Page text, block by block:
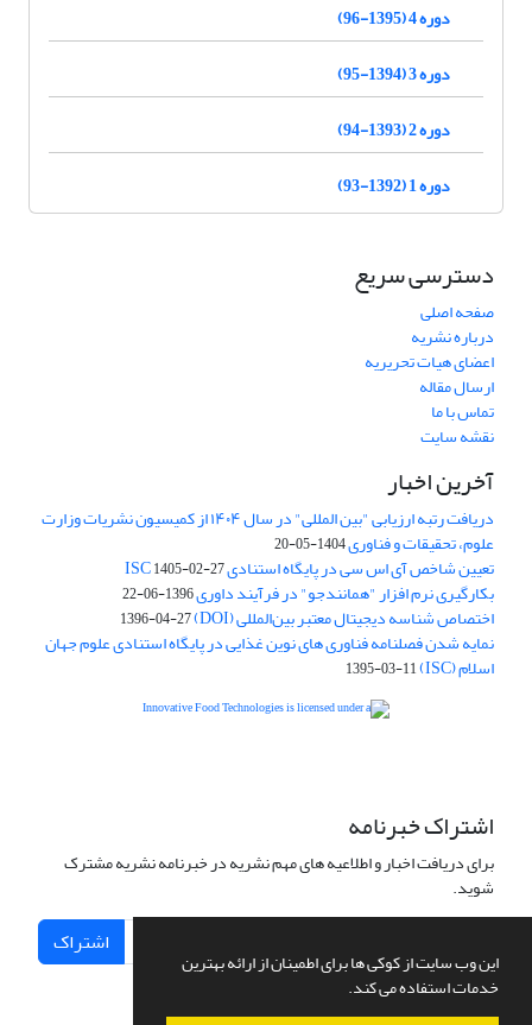
این وب سایت از کوکی ها برای اطمینان از ارائه بهترین
خدمات استفاده می کند.
دوره 4 (1395-96)
دوره 3 (1394-95)
دوره 2 (1393-94)
دوره 1 (1392-93)
دسترسی سریع
صفحه اصلی
درباره نشریه
اعضای هیات تحریریه
ارسال مقاله
تماس با ما
نقشه سایت
آخرین اخبار
دریافت رتبه ارزیابی "بین المللی" در سال ۱۴۰۴ از کمیسیون نشریات وزارت
علوم، تحقیقات و فناوری1404-05-20
تعیین شاخص آی اس سی در پایگاه استنادی ISC1405-02-27
بکارگیری نرم افزار "همانندجو" در فرآیند داوری1396-06-22
اختصاص شناسه دیجیتال معتبر بین‌المللی (DOI) 1396-04-27
نمایه شدن فصلنامه فناوری های نوین غذایی در پایگاه استنادی علوم جهان
اسلام (ISC) 1395-03-11
اشتراک خبرنامه
برای دریافت اخبار و اطلاعیه های مهم نشریه در خبرنامه نشریه مشترک
شوید.
اشتراک